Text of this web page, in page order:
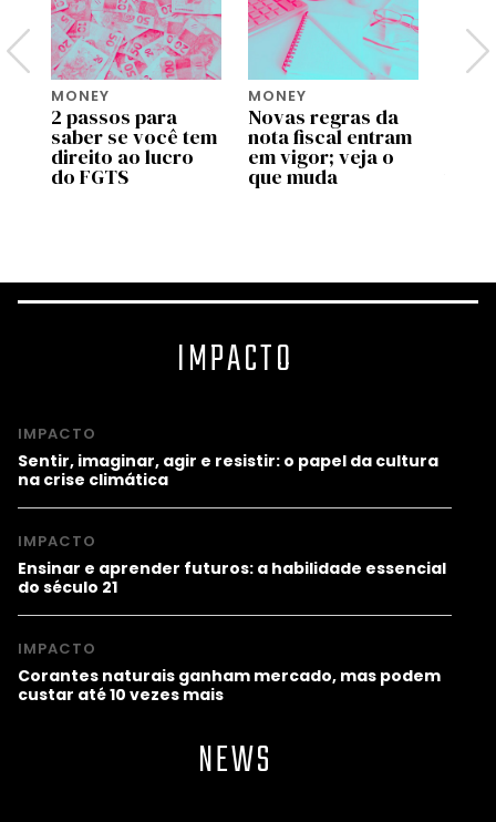
MONEY
2 passos para
saber se você tem
direito ao lucro
do FGTS
MONEY
Novas regras da
nota fiscal entram
em vigor; veja o
que muda
IMPACTO
IMPACTO
Sentir, imaginar, agir e resistir: o papel da cultura
na crise climática
IMPACTO
Ensinar e aprender futuros: a habilidade essencial
do século 21
IMPACTO
Corantes naturais ganham mercado, mas podem
custar até 10 vezes mais
NEWS